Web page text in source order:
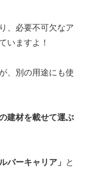
、必要不可欠なア
いますよ！
、別の用途にも使
建材を載せて運ぶ
バーキャリア」 と